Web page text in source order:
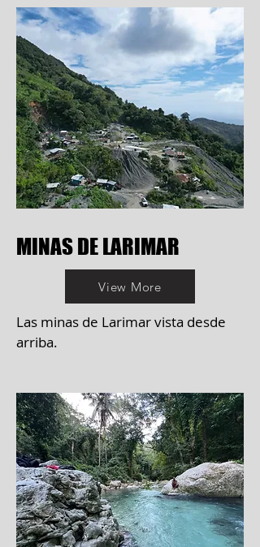
MINAS DE LARIMAR
View More
Las minas de Larimar vista desde
arriba.